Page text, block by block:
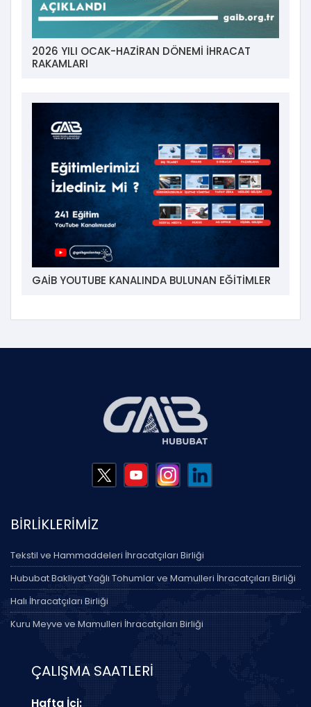
2026 YILI OCAK-HAZİRAN DÖNEMİ İHRACAT
RAKAMLARI
GAİB YOUTUBE KANALINDA BULUNAN EĞİTİMLER
BİRLİKLERİMİZ
Tekstil ve Hammaddeleri İhracatçıları Birliği
Hububat Bakliyat Yağlı Tohumlar ve Mamulleri İhracatçıları Birliği
Halı İhracatçıları Birliği
Kuru Meyve ve Mamulleri İhracatçıları Birliği
ÇALIŞMA SAATLERİ
Hafta İçi: